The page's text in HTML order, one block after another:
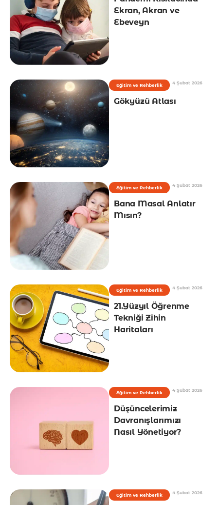
Ekran, Akran ve
Ebeveyn
Eğitim ve Rehberlik 4 Şubat 2026
Gökyüzü Atlası
Eğitim ve Rehberlik 4 Şubat 2026
Bana Masal Anlatır
Mısın?
Eğitim ve Rehberlik 4 Şubat 2026
21.Yüzyıl Öğrenme
Tekniği Zihin
Haritaları
Eğitim ve Rehberlik 4 Şubat 2026
Düşüncelerimiz
Davranışlarımızı
Nasıl Yönetiyor?
Eğitim ve Rehberlik 4 Şubat 2026